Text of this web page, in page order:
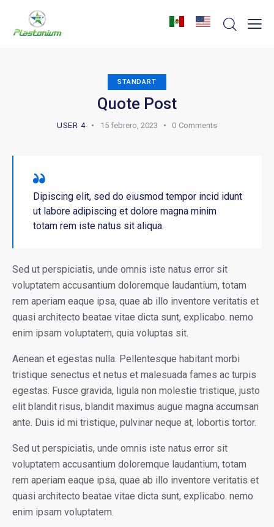
STANDART
Quote Post
USER 4 15 febrero, 2023 0 Comments
Dipiscing elit, sed do eiusmod tempor incid idunt
ut labore adipiscing et dolore magna minim
totam rem iste natus sit aliqua.
Sed ut perspiciatis, unde omnis iste natus error sit
voluptatem accusantium doloremque laudantium, totam
rem aperiam eaque ipsa, quae ab illo inventore veritatis et
quasi architecto beatae vitae dicta sunt, explicabo. nemo
enim ipsam voluptatem, quia voluptas sit.
Aenean et egestas nulla. Pellentesque habitant morbi
tristique senectus et netus et malesuada fames ac turpis
egestas. Fusce gravida, ligula non molestie tristique, justo
elit blandit risus, blandit maximus augue magna accumsan
ante. Duis id mi tristique, pulvinar neque at, lobortis tortor.
Sed ut perspiciatis, unde omnis iste natus error sit
voluptatem accusantium doloremque laudantium, totam
rem aperiam eaque ipsa, quae ab illo inventore veritatis et
quasi architecto beatae vitae dicta sunt, explicabo. nemo
enim ipsam voluptatem.